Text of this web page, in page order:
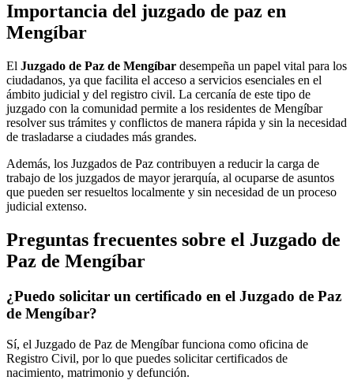
Importancia del juzgado de paz en
Mengíbar
El Juzgado de Paz de Mengíbar desempeña un papel vital para los
ciudadanos, ya que facilita el acceso a servicios esenciales en el
ámbito judicial y del registro civil. La cercanía de este tipo de
juzgado con la comunidad permite a los residentes de Mengíbar
resolver sus trámites y conflictos de manera rápida y sin la necesidad
de trasladarse a ciudades más grandes.
Además, los Juzgados de Paz contribuyen a reducir la carga de
trabajo de los juzgados de mayor jerarquía, al ocuparse de asuntos
que pueden ser resueltos localmente y sin necesidad de un proceso
judicial extenso.
Preguntas frecuentes sobre el Juzgado de
Paz de Mengíbar
¿Puedo solicitar un certificado en el Juzgado de Paz
de Mengíbar?
Sí, el Juzgado de Paz de Mengíbarfunciona como oficina de
Registro Civil, por lo que puedes solicitar certificados de
nacimiento, matrimonio y defunción.